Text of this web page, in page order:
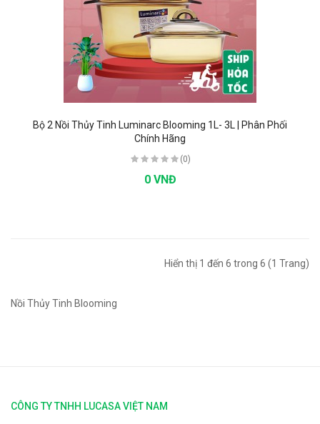
Bộ 2 Nồi Thủy Tinh Luminarc Blooming 1L- 3L | Phân Phối
Chính Hãng
(0)
0 VNĐ
Hiển thị 1 đến 6 trong 6 (1 Trang)
Nồi Thủy Tinh Blooming
CÔNG TY TNHH LUCASA VIỆT NAM